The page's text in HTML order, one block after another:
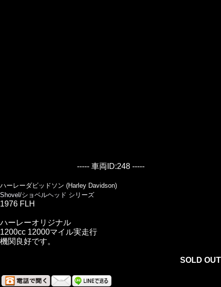
----- 車両ID:248 -----
ハーレーダビッドソン (Harley Davidson)
Shovel/ショベルヘッド シリーズ
1976 FLH
ハーレーオリジナル
1200cc 12000マイル実走行
機関良好です。
SOLD OUT